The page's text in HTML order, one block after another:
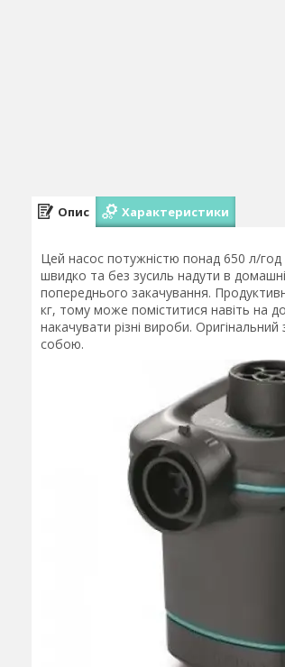
Опис Характеристики
Цей насос потужністю понад 650 л/
швидко та без зусиль надути в
попереднього закачування.
кг, тому може поміститися навіть на
накачувати різні вироби.
собою.